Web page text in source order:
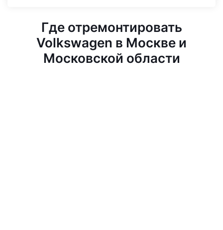
Где отремонтировать
Volkswagen в Москве и
Московской области